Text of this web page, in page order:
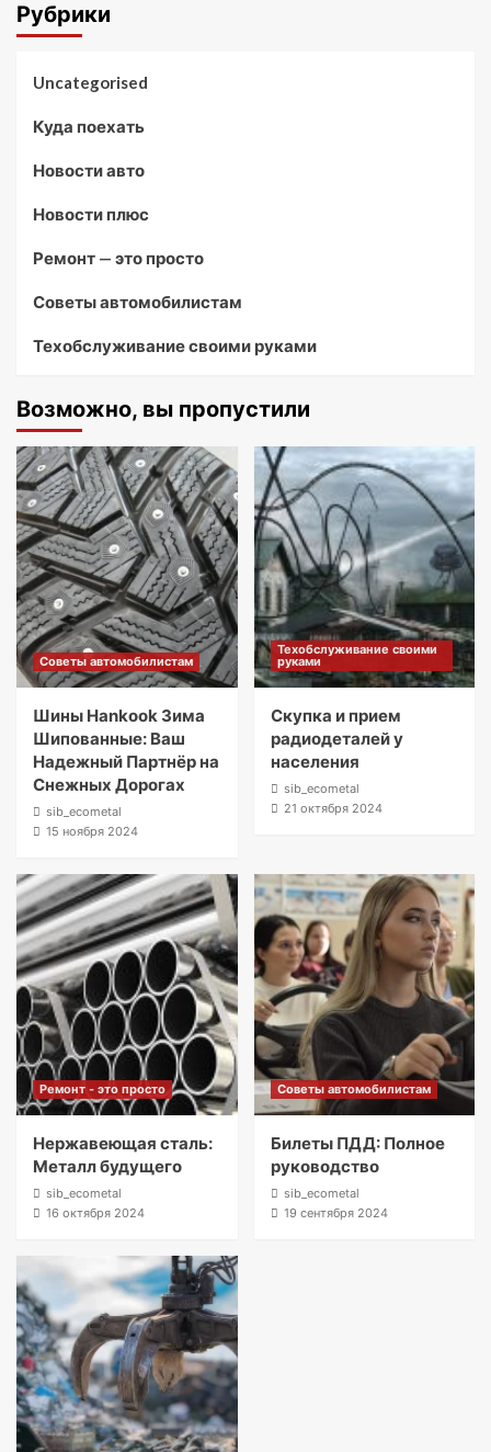
Рубрики
Uncategorised
Куда поехать
Новости авто
Новости плюс
Ремонт — это просто
Советы автомобилистам
Техобслуживание своими руками
Возможно, вы пропустили
Советы автомобилистам
Шины Hankook Зима
Шипованные: Ваш
Надежный Партнёр на
Снежных Дорогах
sib_ecometal
15 ноября 2024
Техобслуживание своими
руками
Скупка и прием
радиодеталей у
населения
sib_ecometal
21 октября 2024
Ремонт - это просто
Нержавеющая сталь:
Металл будущего
sib_ecometal
16 октября 2024
Советы автомобилистам
Билеты ПДД: Полное
руководство
sib_ecometal
19 сентября 2024